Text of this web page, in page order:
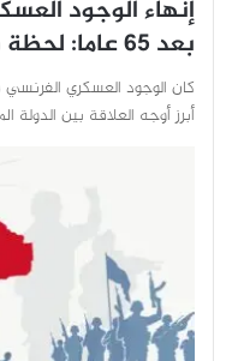
إنهاء الوجود
بعد 65 عاما: لحظة فارقة في الوعي الإفريقي
كان الوجود العسكري
أبرز أوجه العلاقة بين